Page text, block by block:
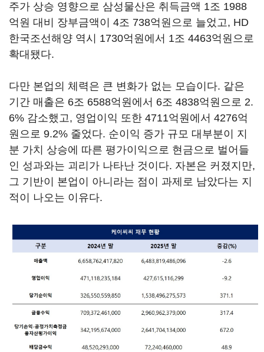
주가 상승 영향으로 삼성물산은 취득금액 1조 1988
억원 대비 장부금액이 4조 738억원으로 늘었고, HD
한국조선해양 역시 1730억원에서 1조 4463억원으로
확대됐다.
다만 본업의 체력은 큰 변화가 없는 모습이다. 같은
기간 매출은 6조 6588억원에서 6조 4838억원으로 2.
6% 감소했고, 영업이익 또한 4711억원에서 4276억
원으로 9.2% 줄었다. 순이익 증가 규모 대부분이 지
분 가치 상승에 따른 평가이익으로 현금으로 벌어들
인 성과와는 괴리가 나타난 것이다. 자본은 커졌지만,
그 기반이 본업이 아니라는 점이 과제로 남았다는 지
적이 나오는 이유다.